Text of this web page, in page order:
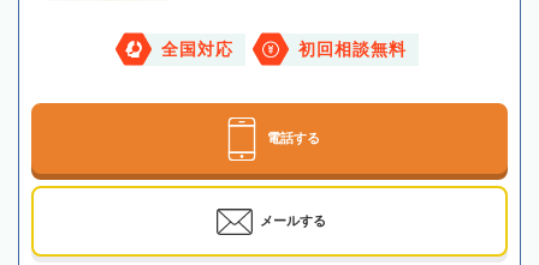
全国対応 初回相談無料
電話する
メールする